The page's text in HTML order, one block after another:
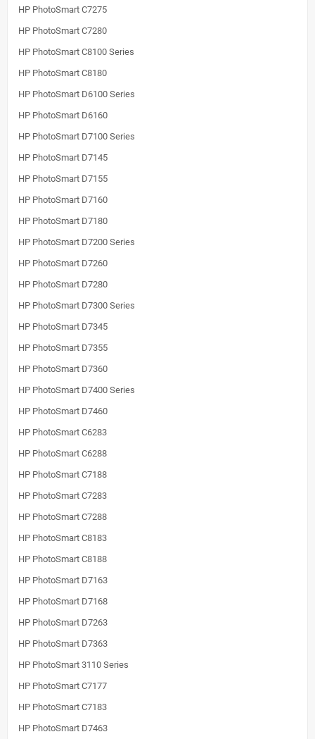
HP PhotoSmart C7275
HP PhotoSmart C7280
HP PhotoSmart C8100 Series
HP PhotoSmart C8180
HP PhotoSmart D6100 Series
HP PhotoSmart D6160
HP PhotoSmart D7100 Series
HP PhotoSmart D7145
HP PhotoSmart D7155
HP PhotoSmart D7160
HP PhotoSmart D7180
HP PhotoSmart D7200 Series
HP PhotoSmart D7260
HP PhotoSmart D7280
HP PhotoSmart D7300 Series
HP PhotoSmart D7345
HP PhotoSmart D7355
HP PhotoSmart D7360
HP PhotoSmart D7400 Series
HP PhotoSmart D7460
HP PhotoSmart C6283
HP PhotoSmart C6288
HP PhotoSmart C7188
HP PhotoSmart C7283
HP PhotoSmart C7288
HP PhotoSmart C8183
HP PhotoSmart C8188
HP PhotoSmart D7163
HP PhotoSmart D7168
HP PhotoSmart D7263
HP PhotoSmart D7363
HP PhotoSmart 3110 Series
HP PhotoSmart C7177
HP PhotoSmart C7183
HP PhotoSmart D7463